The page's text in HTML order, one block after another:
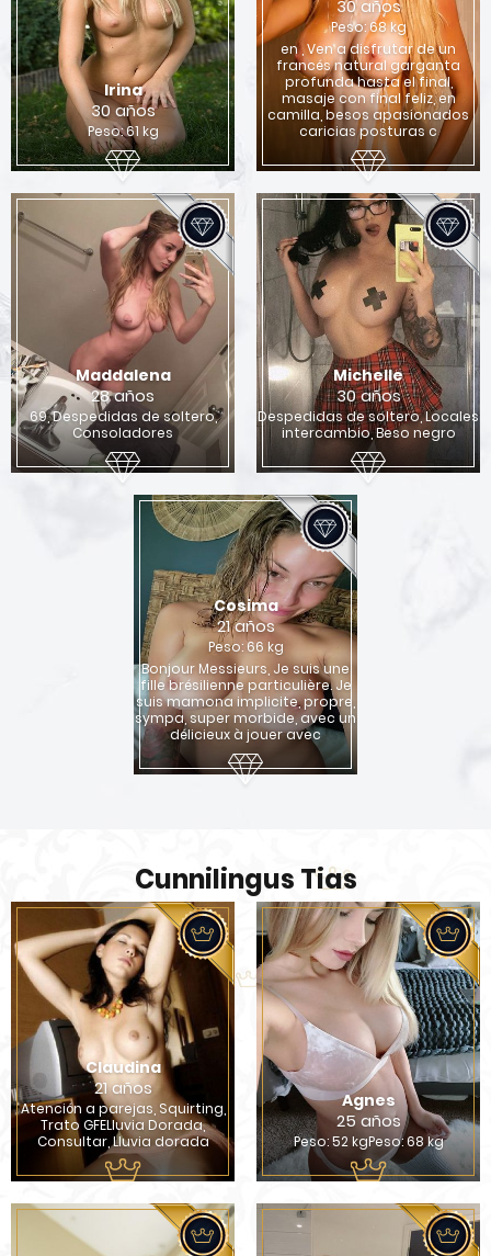
Irina
30 años
Peso: 61 kg
30 años
Peso: 68 kg
en , Ven a disfrutar de un
francés natural garganta
profunda hasta el final,
masaje con final feliz, en
camilla, besos apasionados
caricias posturas c
Maddalena
28 años
69, Despedidas de soltero,
Consoladores
Michelle
30 años
Despedidas de soltero, Locales
intercambio, Beso negro
Cosima
21 años
Peso: 66 kg
Bonjour Messieurs, Je suis une
fille brésilienne particulière. Je
suis mamona implicite, propre,
sympa, super morbide, avec un
délicieux à jouer avec
Cunnilingus Tias
Claudina
21 años
Atención a parejas, Squirting,
Trato GFELluvia Dorada,
Consultar, Lluvia dorada
Agnes
25 años
Peso: 52 kgPeso: 68 kg